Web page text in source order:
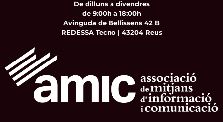
De dilluns a divendres
de 9:00h a 18:00h
Avinguda de Bellissens 42 B
REDESSA Tecno | 43204 Reus